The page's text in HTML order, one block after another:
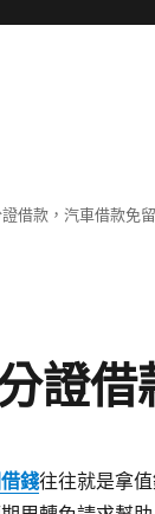
借款，汽車借款免
證
錢往往就是拿